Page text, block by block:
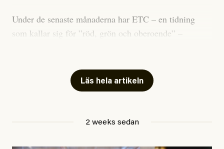
Under de senaste månaderna har ETC – en tidning
som kallar sig för ”röd, grön och oberoende” –
skriver för? Vad betyder det att vara en ”röd, grön och
oberoende” tidning? Och vad är egentligen bra
Läs hela artikeln
2 weeks sedan